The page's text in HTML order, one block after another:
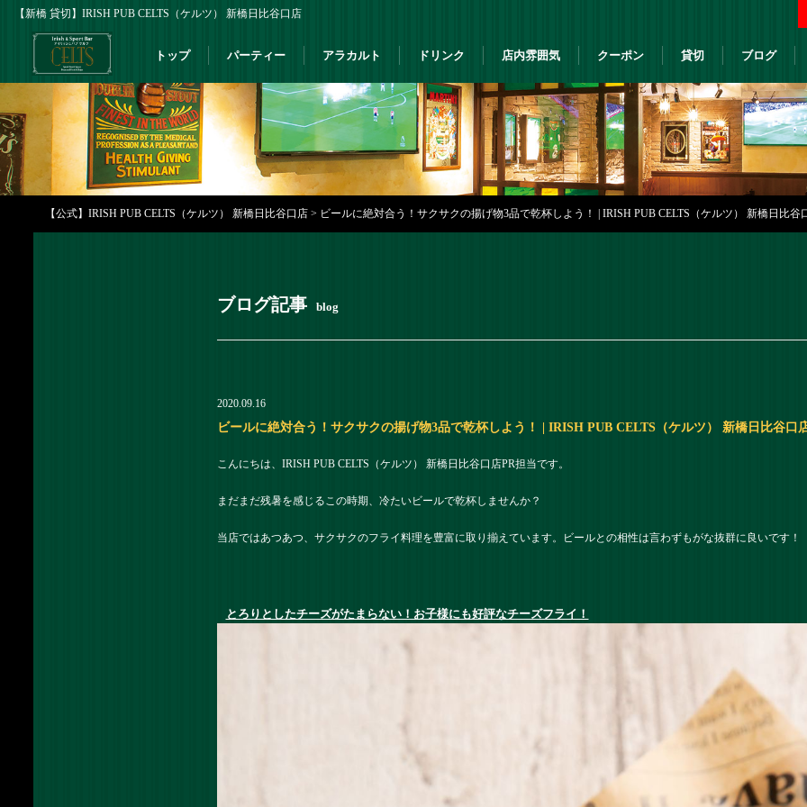
【新橋 貸切】IRISH PUB CELTS（ケルツ） 新橋日比谷口店
トップ パーティー アラカルト ドリンク 店内雰囲気 クーポン 貸切 ブログ
【公式】IRISH PUB CELTS（ケルツ） 新橋日比谷口店 > ビールに絶対合う！サクサクの揚げ物3品で乾杯しよう！ | IRISH PUB CELTS（ケルツ） 新橋日比谷
ブログ記事 blog
2020.09.16
ビールに絶対合う！サクサクの揚げ物3品で乾杯しよう！ | IRISH PUB CELTS（ケルツ） 新橋日比谷口
こんにちは、IRISH PUB CELTS（ケルツ） 新橋日比谷口店PR担当です。
まだまだ残暑を感じるこの時期、冷たいビールで乾杯しませんか？
当店ではあつあつ、サクサクのフライ料理を豊富に取り揃えています。ビールとの相性は言わずもがな抜群に良いです！
とろりとしたチーズがたまらない！お子様にも好評なチーズフライ！